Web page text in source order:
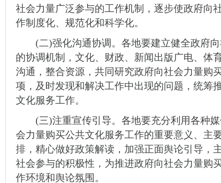
社会力量广泛参与的工作机制，逐步使政府向
作制度化、规范化和科学化。
(二)强化沟通协调。各地要建立健全政府向
的协调机制，文化、财政、新闻出版广电、体
沟通，整合资源，共同研究政府向社会力量购
项，及时发现和解决工作中出现的问题，统筹
文化服务工作。
(三)注重宣传引导。各地要充分利用各种媒
会力量购买公共文化服务工作的重要意义、主
排，精心做好政策解读，加强正面舆论引导，
社会参与的积极性，为推进政府向社会力量购
作环境和舆论氛围。